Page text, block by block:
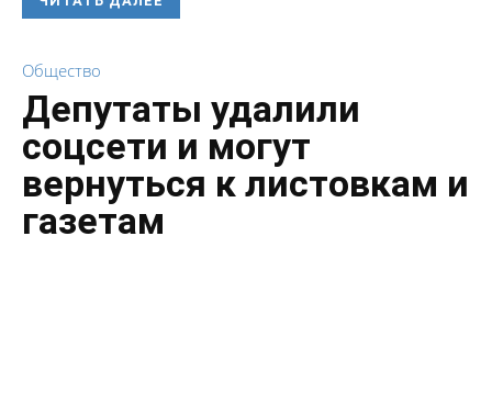
Общество
Депутаты удалили
соцсети и могут
вернуться к листовкам и
газетам